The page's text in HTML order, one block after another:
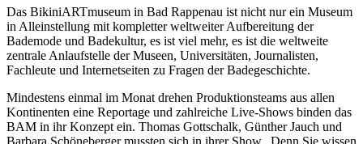
Das BikiniARTmuseum in Bad Rappenau ist nicht nur ein Museum
in Alleinstellung mit kompletter weltweiter Aufbereitung der
Bademode und Badekultur, es ist viel mehr, es ist die weltweite
zentrale Anlaufstelle der Museen, Universitäten, Journalisten,
Fachleute und Internetseiten zu Fragen der Badegeschichte.
Mindestens einmal im Monat drehen Produktionsteams aus allen
Kontinenten eine Reportage und zahlreiche Live-Shows binden das
BAM in ihr Konzept ein. Thomas Gottschalk, Günther Jauch und